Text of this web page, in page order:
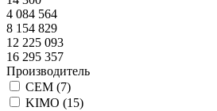
4 084 564
8 154 829
12 225 093
16 295 357
Производитель
CEM (7)
KIMO (15)